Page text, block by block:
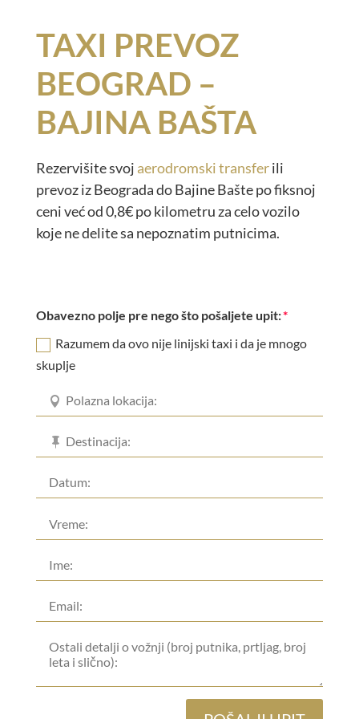
TAXI PREVOZ
BEOGRAD –
BAJINA BAŠTA
Rezervišite svoj aerodromski transferili
prevoz iz Beograda do Bajine Bašte po fiksnoj
ceni već od 0,8€ po kilometru za celo vozilo
koje ne delite sa nepoznatim putnicima.
Obavezno polje pre nego što pošaljete upit:
Razumem da ovo nije linijski taxi i da je mnogo
skuplje